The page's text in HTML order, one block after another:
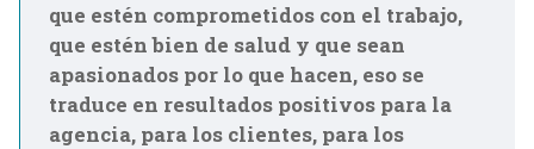
que estén comprometidos con el trabajo,
que estén bien de salud y que sean
apasionados por lo que hacen, eso se
traduce en resultados positivos para la
agencia, para los clientes, para los